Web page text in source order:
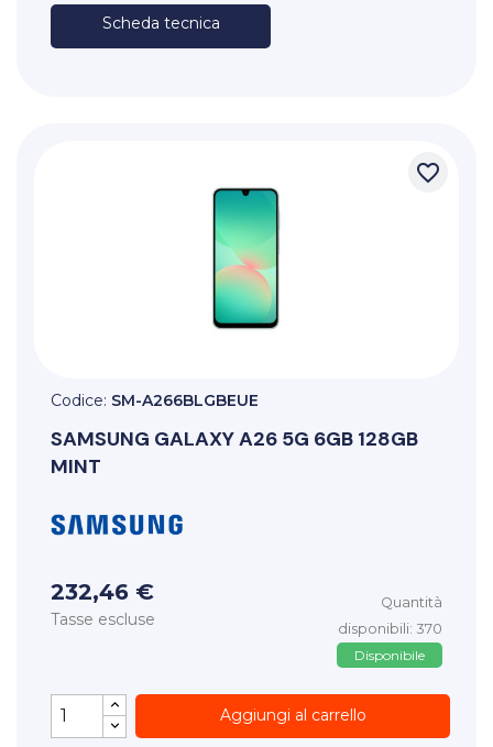
Scheda tecnica
favorite_border
Codice: SM-A266BLGBEUE
SAMSUNG GALAXY A26 5G 6GB 128GB
MINT
232,46 €
Tasse escluse
Quantità
disponibili: 370
Disponibile
Aggiungi al carrello